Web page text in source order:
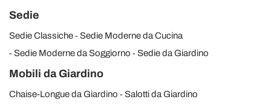
Sedie
Sedie Classiche
Sedie Moderne da Cucina
Sedie Moderne da Soggiorno
Sedie da Giardino
Mobili da Giardino
Chaise-Longue da Giardino
Salotti da Giardino